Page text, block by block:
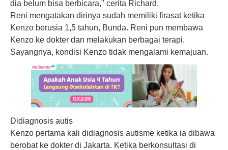
dia belum bisa berbicara," cerita Richard.
Reni mengatakan dirinya sudah memiliki firasat ketika
Kenzo berusia 1,5 tahun, Bunda. Reni pun membawa
Kenzo ke dokter dan melakukan berbagai terapi.
Sayangnya, kondisi Kenzo tidak mengalami kemajuan.
Didiagnosis autis
Kenzo pertama kali didiagnosis autisme ketika ia dibawa
berobat ke dokter di Jakarta. Ketika berkonsultasi di